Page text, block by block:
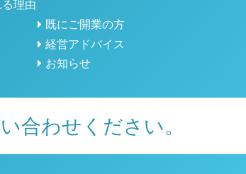
理由
既にご開業の方
経営アドバイス
お知らせ
合わせください。